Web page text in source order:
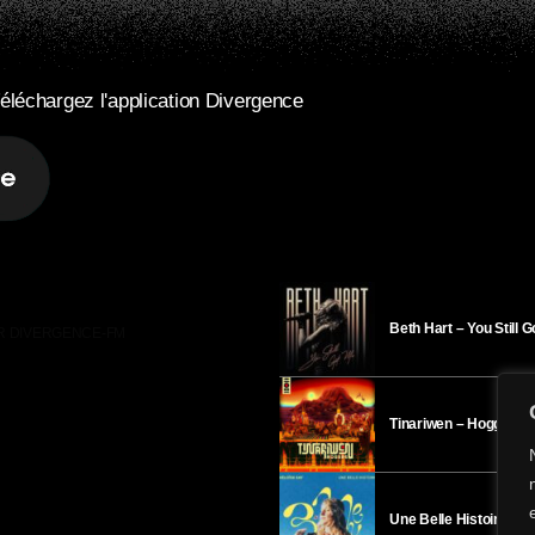
l'application Divergence
Beth Hart – You Still
Tinariwen – Hoggar
Une Belle Histoire –